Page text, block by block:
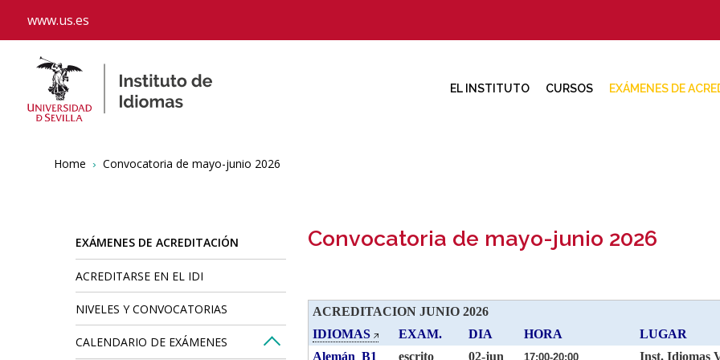
www.us.es
EL INSTITUTO CURSOS EXÁMENES DE
Breadcrumbs
You
Home Convocatoria de mayo-junio 2026
EXÁMENES DE ACREDITACIÓN
ACREDITARSE EN EL IDI
NIVELES Y CONVOCATORIAS
CALENDARIO DE EXÁMENES
Convocatoria de mayo-junio 2026
ACREDITACION JUNIO 2026
IDIOMAS
EXAM. DIA HORA
LUGAR
Alemán B1
escrito 02-jun 17:00-20:00
Inst. Idiomas